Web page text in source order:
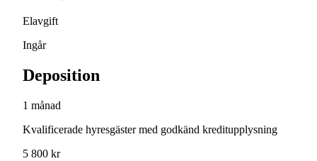
Elavgift
Ingår
Deposition
1 månad
Kvalificerade hyresgäster med godkänd kreditupplysning
5 800 kr